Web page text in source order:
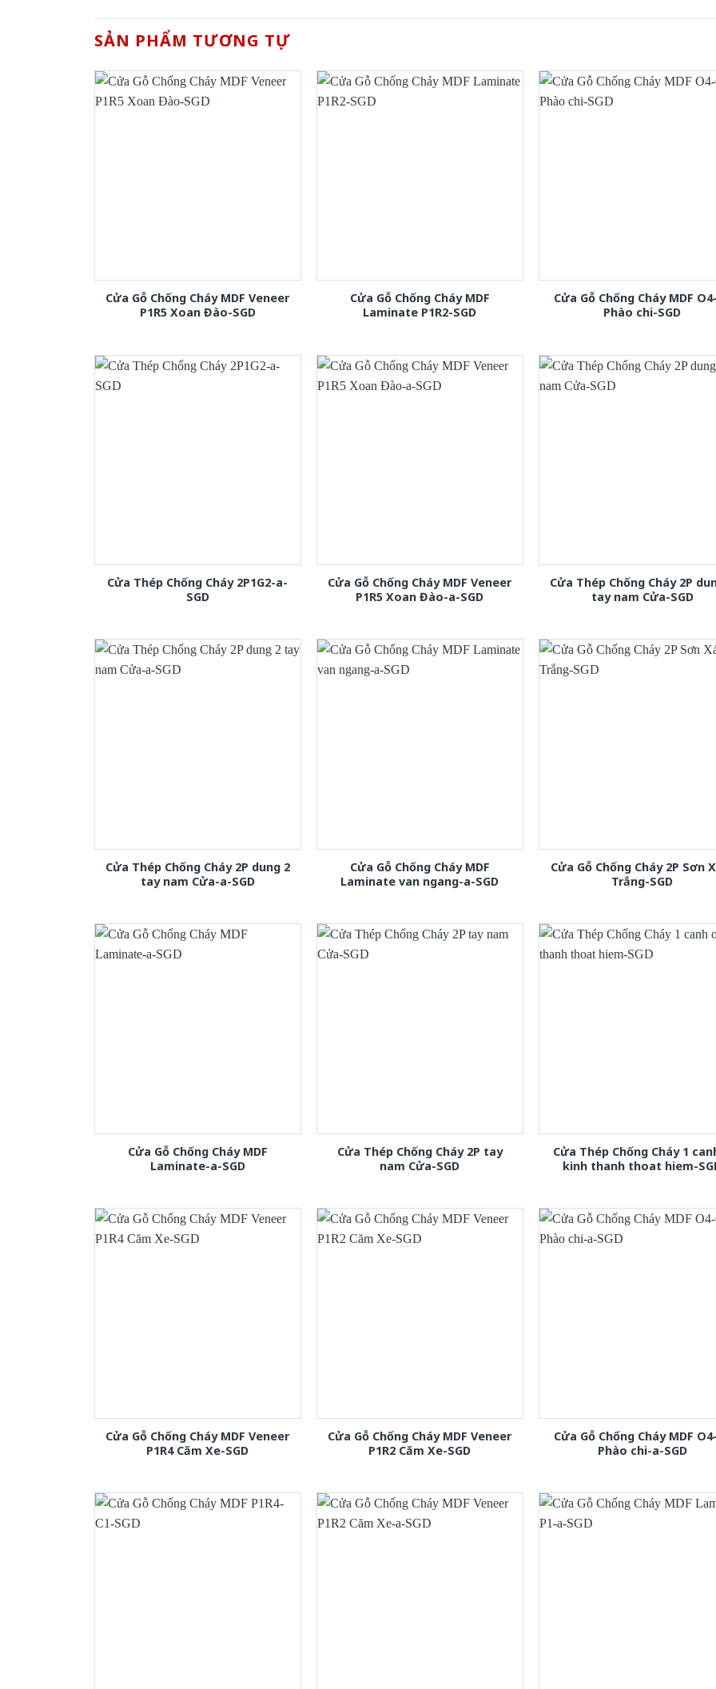
SẢN PHẨM TƯƠNG TỰ
Cửa Gỗ Chống Cháy MDF Veneer
P1R5 Xoan Đào-SGD
Cửa Gỗ Chống Cháy MDF
Laminate P1R2-SGD
Cửa Gỗ Chống Cháy MDF
Phào chi-SGD
Cửa Thép Chống Cháy 2P1G2-a-
SGD
Cửa Gỗ Chống Cháy MDF Veneer
P1R5 Xoan Đào-a-SGD
Cửa Thép Chống Cháy 2P
tay nam Cửa-SGD
Cửa Thép Chống Cháy 2P dung 2
tay nam Cửa-a-SGD
Cửa Gỗ Chống Cháy MDF
Laminate van ngang-a-SGD
Cửa Gỗ Chống Cháy 2P Sơn
Trắng-SGD
Cửa Gỗ Chống Cháy MDF
Laminate-a-SGD
Cửa Thép Chống Cháy 2P tay
nam Cửa-SGD
Cửa Thép Chống Cháy 1
kinh thanh thoat hiem-
Cửa Gỗ Chống Cháy MDF Veneer
P1R4 Căm Xe-SGD
Cửa Gỗ Chống Cháy MDF Veneer
P1R2 Căm Xe-SGD
Cửa Gỗ Chống Cháy MDF
Phào chi-a-SGD